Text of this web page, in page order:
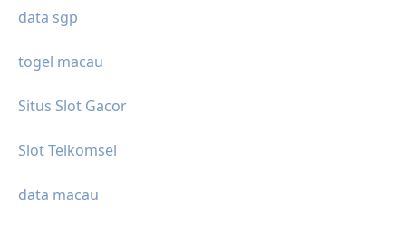
data sgp
togel macau
Situs Slot Gacor
Slot Telkomsel
data macau